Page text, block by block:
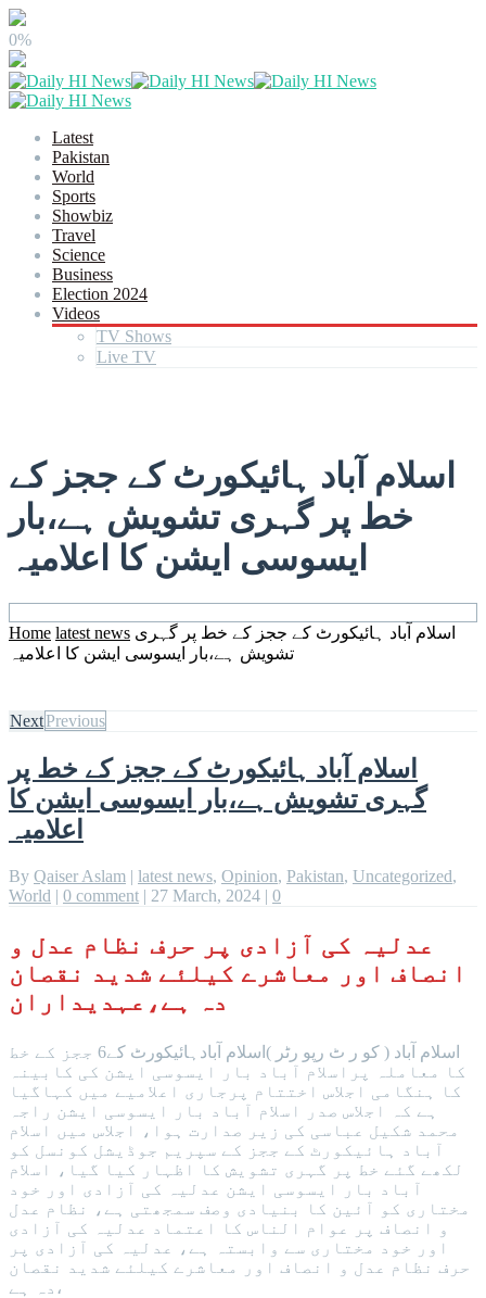
0%
Latest
Pakistan
World
Sports
Showbiz
Travel
Science
Business
Election 2024
Videos
TV Shows
Live TV
اسلام آباد ہائیکورٹ کے ججز کے
خط پر گہری تشویش ہے،بار
ایسوسی ایشن کا اعلامیہ
Home latest news اسلام آباد ہائیکورٹ کے ججز کے خط پر گہری
تشویش ہے،بار ایسوسی ایشن کا اعلامیہ
NextPrevious
اسلام آباد ہائیکورٹ کے ججز کے خط پر
گہری تشویش ہے،بار ایسوسی ایشن کا
اعلامیہ
By Qaiser Aslam | latest news, Opinion, Pakistan, Uncategorized,
World | 0 comment | 27 March, 2024 | 0
عدلیہ کی آزادی پر حرف نظام عدل و
انصاف اور معاشرے کیلئے شدید نقصان
دہ ہے،عہدیداران
اسلام آباد ( کو ر ٹ رپو رٹر )اسلام آبادہائیکورٹ کے6 ججز کے خط
کا معاملہ پراسلام آباد بار ایسوسی ایشن کی کابینہ
کا ہنگامی اجلاس اختتام پرجاری اعلامیے میں کہاگیا
ہے کہ اجلاس صدر اسلام آباد بار ایسوسی ایشن راجہ
محمد شکیل عباسی کی زیر صدارت ہوا، اجلاس میں اسلام
آباد ہائیکورٹ کے ججز کے سپریم جوڈیشل کونسل کو
لکھے گئے خط پر گہری تشویش کا اظہار کیا گیا، اسلام
آباد بار ایسوسی ایشن عدلیہ کی آزادی اور خود
مختاری کو آئین کا بنیادی وصف سمجھتی ہے، نظام عدل
و انصاف پر عوام الناس کا اعتماد عدلیہ کی آزادی
اور خود مختاری سے وابستہ ہے، عدلیہ کی آزادی پر
حرف نظام عدل و انصاف اور معاشرے کیلئے شدید نقصان
دہ ہے،